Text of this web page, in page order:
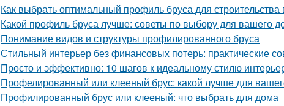
Как выбрать оптимальный профиль бруса для
Какой профиль бруса лучше: советы по выбору для вашего
Понимание видов и структуры профилированного бруса
Стильный интерьер без финансовых потерь: практические
Просто и эффективно: 10 шагов к идеальному стилю
Профелированный или клееный брус: какой лучше для
Профилированный брус или клееный: что выбрать для дома